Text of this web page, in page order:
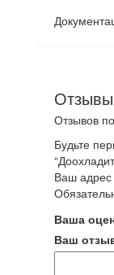
Отзывы
Отзывов
Будьте
Ваш адрес
Ваша
Ваш